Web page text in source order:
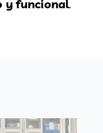
y funcional.